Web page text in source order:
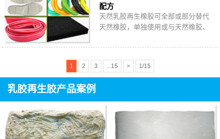
配方
天然乳胶再生橡胶可全部或部分替代
天然橡胶，单独使用或与天然橡胶、
底、橡胶条、输送带、胶管、球胆、
轮胎内外胎等…
1 2 3 ...15 > 1/15
乳胶再生胶产品案例